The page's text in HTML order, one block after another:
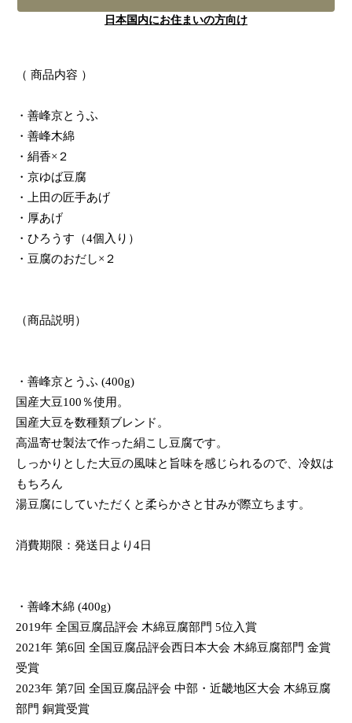
日本国内にお住まいの方向け
（ 商品内容 ）
・善峰京とうふ
・善峰木綿
・絹香×２
・京ゆば豆腐
・上田の匠手あげ
・厚あげ
・ひろうす（4個入り）
・豆腐のおだし×２
（商品説明）
・善峰京とうふ (400g)
国産大豆100％使用。
国産大豆を数種類ブレンド。
高温寄せ製法で作った絹こし豆腐です。
しっかりとした大豆の風味と旨味を感じられるので、冷奴は
もちろん
湯豆腐にしていただくと柔らかさと甘みが際立ちます。
消費期限：発送日より4日
・善峰木綿 (400g)
2019年 全国豆腐品評会 木綿豆腐部門 5位入賞
2021年 第6回 全国豆腐品評会西日本大会 木綿豆腐部門 金賞
受賞
2023年 第7回 全国豆腐品評会 中部・近畿地区大会 木綿豆腐
部門 銅賞受賞